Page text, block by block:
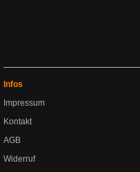
Infos
Impressum
Kontakt
AGB
Widerruf